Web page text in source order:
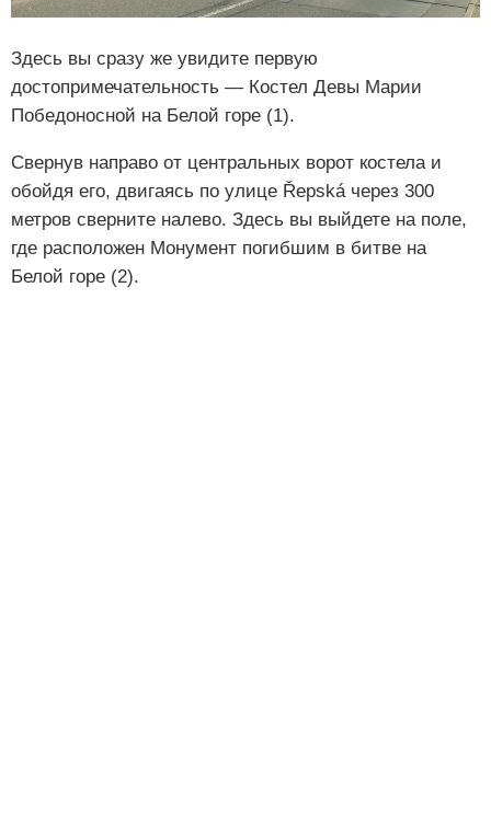
Здесь вы сразу же увидите первую
достопримечательность — Костел Девы Марии
Победоносной на Белой горе (1).
Свернув направо от центральных ворот костела и
обойдя его, двигаясь по улице Řepská через 300
метров сверните налево. Здесь вы выйдете на поле,
где расположен Монумент погибшим в битве на
Белой горе (2).